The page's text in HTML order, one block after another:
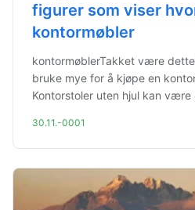
figurer som viser
kontormøbler
kontormøblerTakket være
bruke mye for å kjøpe en
Kontorstoler uten hjul kan
30.11.-0001